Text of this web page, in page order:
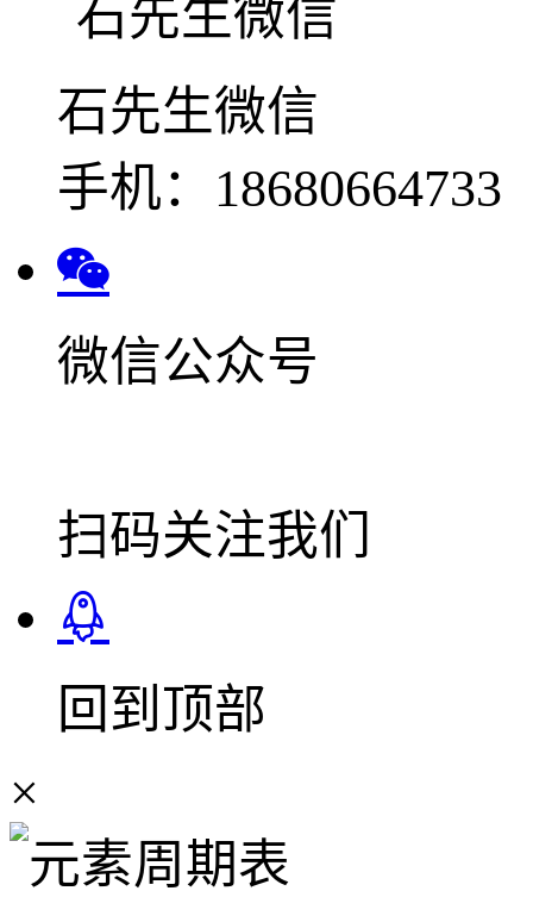
石先生微信
手机：18680664733
微信公众号
扫码关注我们
回到顶部
×